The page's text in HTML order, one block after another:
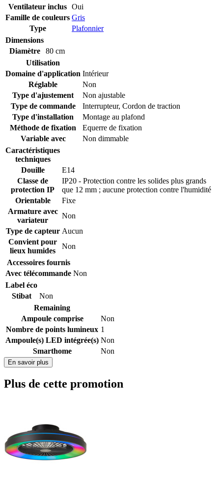
Ventilateur inclus Oui
Famille de couleurs Gris
Type
Plafonnier
Dimensions
Diamètre
80 cm
Utilisation
Domaine d'application Intérieur
Réglable
Non
Type d'ajustement
Non ajustable
Type de commande
Interrupteur, Cordon de traction
Type d'installation
Montage au plafond
Méthode de fixation
Equerre de fixation
Variable avec
Non dimmable
Caractéristiques
techniques
Douille
E14
Classe de
protection IP
IP20 - Protection contre les solides plus grands
que 12 mm ; aucune protection contre l'humidité
Orientable
Fixe
Armature avec
variateur
Non
Type de capteur Aucun
Convient pour
lieux humides
Non
Accessoires fournis
Avec télécommande Non
Label éco
Stibat
Non
Remaining
Ampoule comprise
Non
Nombre de points lumineux 1
Ampoule(s) LED intégrée(s) Non
Smarthome
Non
En savoir plus
Plus de cette promotion